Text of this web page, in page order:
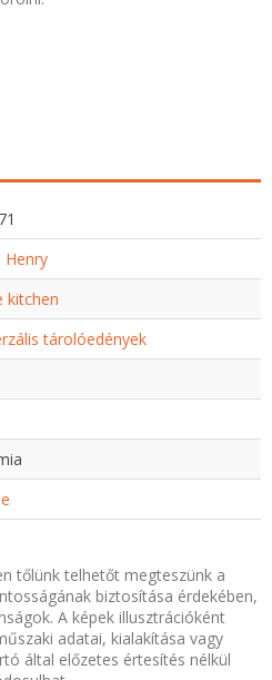
Henry
kitchen
tárolóedények
tőlünk telhetőt megteszünk a
biztosítása érdekében,
A képek illusztrációként
adatai, kialakítása vagy
által előzetes értesítés nélkül